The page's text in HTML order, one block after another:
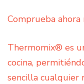
Comprueba
Thermomix® es
cocina,
sencilla cualquier